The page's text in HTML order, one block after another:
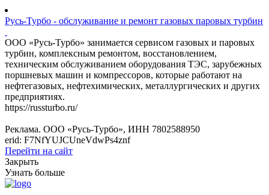
Русь-Турбо - обслуживание и ремонт газовых паровых турбин
ООО «Русь-Турбо» занимается сервисом газовых и паровых
турбин, комплексным ремонтом, восстановлением,
техническим обслуживанием оборудования ТЭС, зарубежных
поршневых машин и компрессоров, которые работают на
нефтегазовых, нефтехимических, металлургических и других
предприятиях.
https://russturbo.ru/
Реклама. ООО «Русь-Турбо», ИНН 7802588950
erid: F7NfYUJCUneVdwPs4znf
Перейти на сайт
Закрыть
Узнать больше